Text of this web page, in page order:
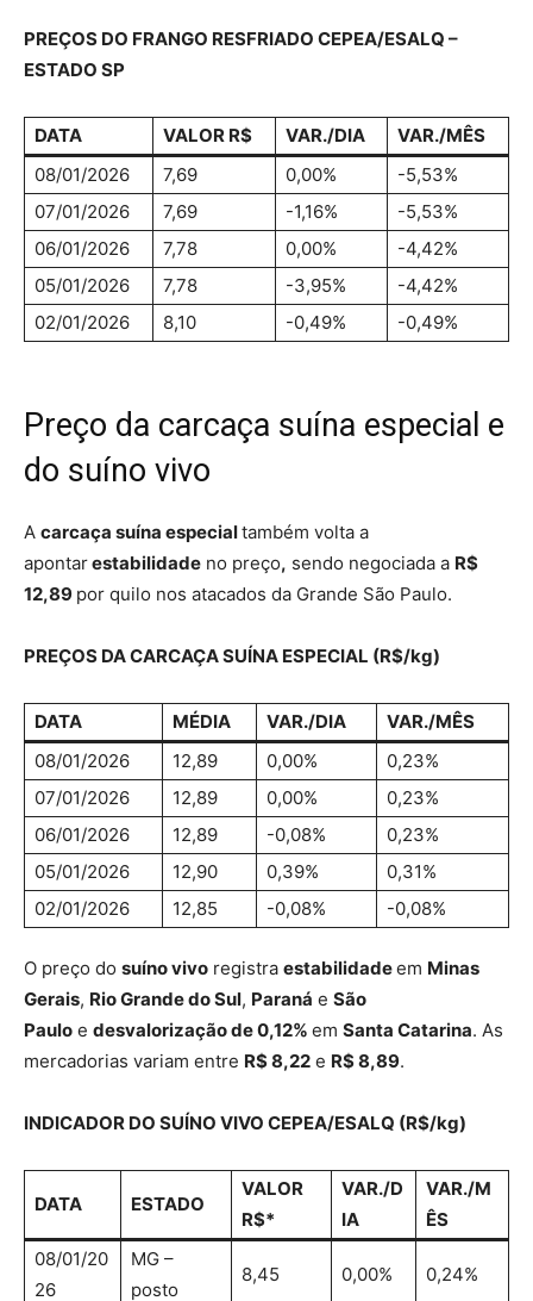
PREÇOS DO FRANGO RESFRIADO CEPEA/ESALQ –
ESTADO SP
DATA VALOR R$ VAR./DIA
VAR./MÊS
08/01/2026
7,69 0,00%
-5,53%
07/01/2026
7,69 -1,16%
-5,53%
06/01/2026
7,78 0,00%
-4,42%
05/01/2026
7,78 -3,95%
-4,42%
02/01/2026
8,10 -0,49% -0,49%
Preço da carcaça suína especial e
do suíno vivo
A carcaça suína especialtambém volta a
apontarestabilidade no preço, sendo negociada a R$
12,89 por quilo nos atacados da Grande São Paulo.
PREÇOS DA CARCAÇA SUÍNA ESPECIAL (R$/kg)
DATA MÉDIA VAR./DIA
VAR./MÊS
08/01/2026
12,89 0,00%
0,23%
07/01/2026
12,89 0,00%
0,23%
06/01/2026
12,89 -0,08%
0,23%
05/01/2026
12,90 0,39%
0,31%
02/01/2026
12,85 -0,08% -0,08%
O preço do suíno vivo registra estabilidadeem Minas
Gerais, Rio Grande do Sul, Paraná e São
Paulo e desvalorização de 0,12% em Santa Catarina. As
mercadorias variam entre R$ 8,22 e R$ 8,89.
INDICADOR DO SUÍNO VIVO CEPEA/ESALQ (R$/kg)
DATA ESTADO
VALOR
R$*
VAR./D
IA
VAR./M
ÊS
08/01/20
26
MG –
posto
8,45 0,00% 0,24%